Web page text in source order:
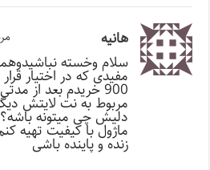
هانیه مرداد
سلام وخسته
مفیدی که در اختیار
900 خریدم بعد از
مربوط به نت لایتش
دلیش چی میتونه
ماژول با کیفیت تهیه
زنده و پاینده باشی